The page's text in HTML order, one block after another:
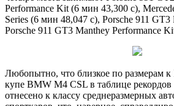
Performance Kit (6 мин 43,300 с),
Series (6 мин 48,047 с), Porsche 911
Porsche 911 GT3 Manthey Performance
Любопытно, что близкое по размерам
купе BMW M4 CSL в таблице
отнесено к классу среднеразмерных